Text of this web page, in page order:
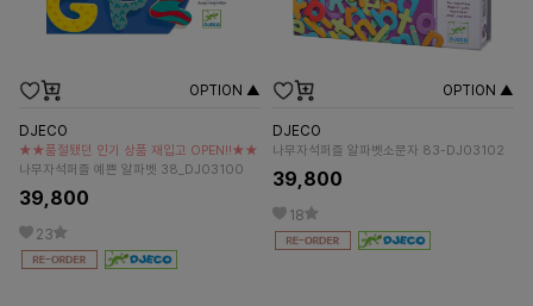
OPTION ▲
DJECO
★★품절됐던 인기 상품 재입고 OPEN!!★★
나무자석퍼즐 예쁜 알파벳 38_DJ03100
39,800
23
OPTION ▲
DJECO
나무자석퍼즐 알파벳소문자 83-DJ03102
39,800
18